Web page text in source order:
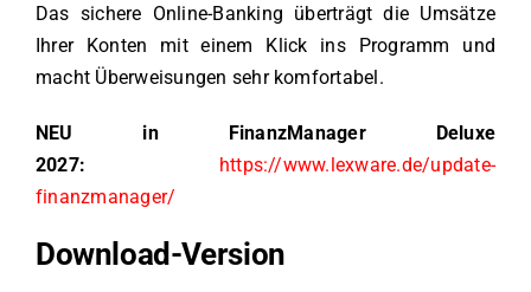
Das sichere Online-Banking überträgt die Umsätze
Ihrer Konten mit einem Klick ins Programm und
macht Überweisungen sehr komfortabel.
NEU in FinanzManager Deluxe
2027:
https://www.lexware.de/update-
finanzmanager/
Download-Version